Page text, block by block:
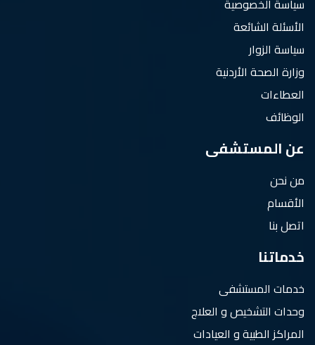
سياسة الخصوصية
الأسئلة الشائعة
سياسة الزوار
وزارة الصحة الأردنية
العطاءات
الوظائف
عن المستشفى
من نحن
الأقسام
اتصل بنا
خدماتنا
خدمات المستشفى
وحدات التشخيص و العلاج
المراكز الطبية و العيادات